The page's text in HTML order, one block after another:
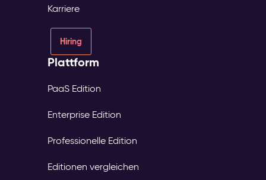
Karriere
Hiring
Plattform
PaaS Edition
Enterprise Edition
Professionelle Edition
Editionen vergleichen